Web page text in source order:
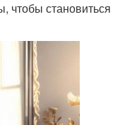
чтобы становиться